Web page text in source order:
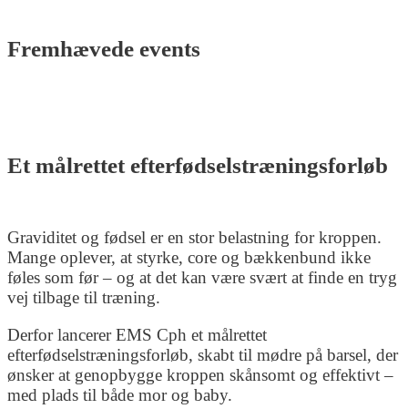
Fremhævede events
Et målrettet efterfødselstræningsforløb
Graviditet og fødsel er en stor belastning for kroppen.
Mange oplever, at styrke, core og bækkenbund ikke
føles som før – og at det kan være svært at finde en tryg
vej tilbage til træning.
Derfor lancerer EMS Cph et målrettet
efterfødselstræningsforløb, skabt til mødre på barsel, der
ønsker at genopbygge kroppen skånsomt og effektivt –
med plads til både mor og baby.